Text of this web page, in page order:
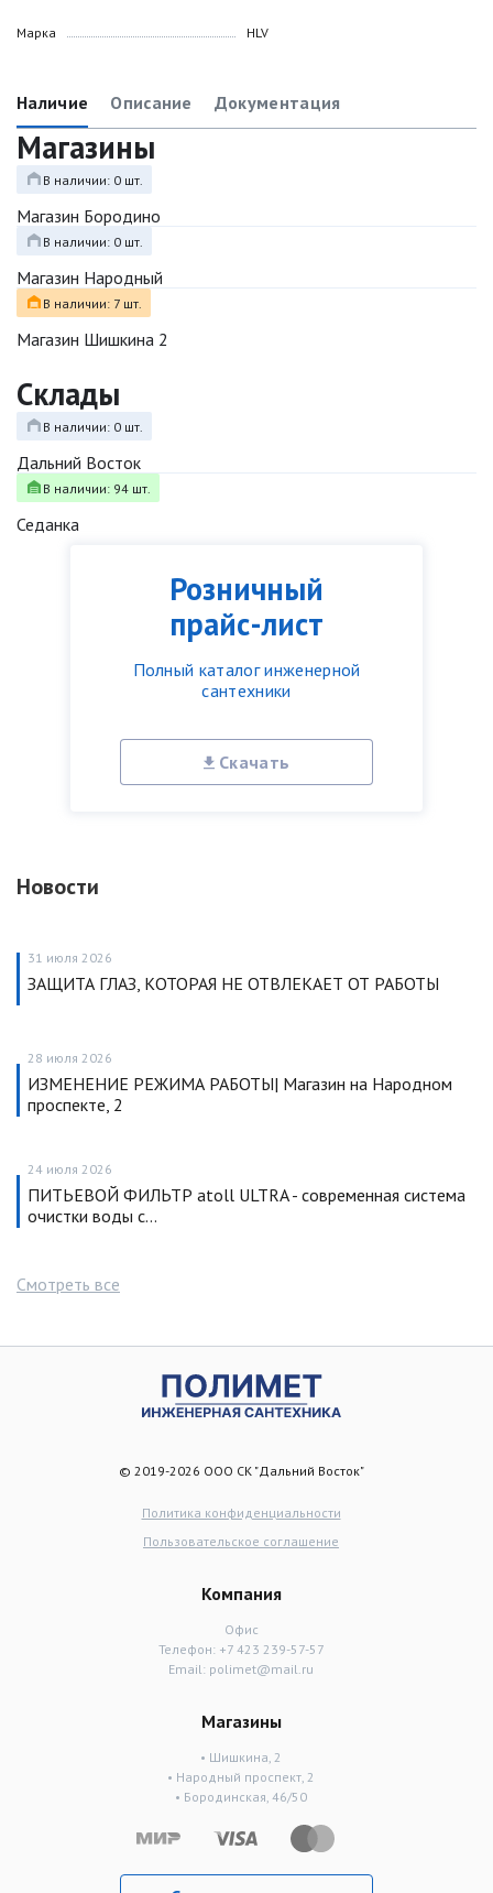
Розничный
прайс-лист
Полный каталог инженерной
сантехники
Скачать
Новости
31 июля 2026
ЗАЩИТА ГЛАЗ, КОТОРАЯ НЕ ОТВЛЕКАЕТ ОТ РАБОТЫ
28 июля 2026
ИЗМЕНЕНИЕ РЕЖИМА РАБОТЫ| Магазин на Народном
проспекте, 2
24 июля 2026
ПИТЬЕВОЙ ФИЛЬТР atoll ULTRA - современная система
очистки воды с…
Смотреть все
Марка HLV
Наличие Описание Документация
Магазины
В наличии: 0 шт.
Магазин Бородино
В наличии: 0 шт.
Магазин Народный
В наличии: 7 шт.
Магазин Шишкина 2
Склады
В наличии: 0 шт.
Дальний Восток
В наличии: 94 шт.
Седанка
© 2019-2026 ООО СК "Дальний Восток"
Политика конфиденциальности
Пользовательское соглашение
Компания
Офис
Телефон: +7 423 239-57-57
Email: polimet@mail.ru
Магазины
• Шишкина, 2
• Народный проспект, 2
• Бородинская, 46/50